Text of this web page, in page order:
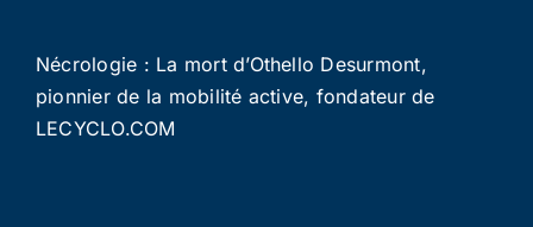
Nécrologie : La mort d’Othello Desurmont,
pionnier de la mobilité active, fondateur de
LECYCLO.COM